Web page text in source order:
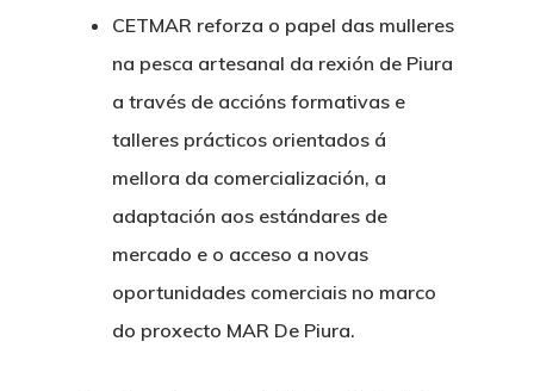
CETMAR reforza o papel das mulleres
na pesca artesanal da rexión de Piura
a través de accións formativas e
talleres prácticos orientados á
mellora da comercialización, a
adaptación aos estándares de
mercado e o acceso a novas
oportunidades comerciais no marco
do proxecto MAR De Piura.